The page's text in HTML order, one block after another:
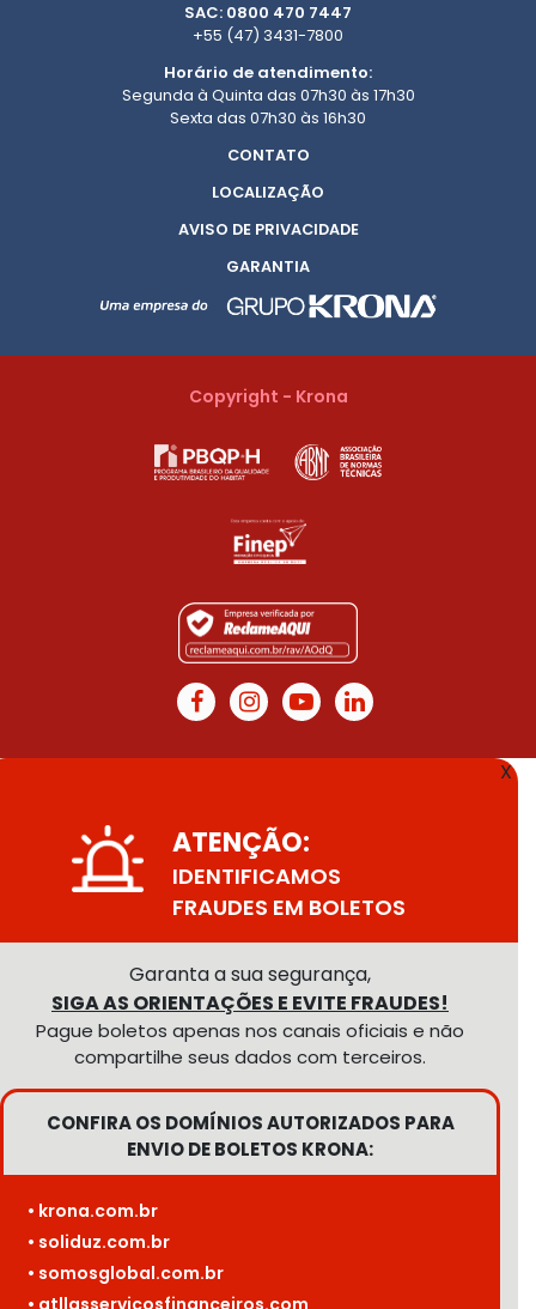
SAC: 0800 470 7447
+55 (47) 3431-7800
Horário de atendimento:
Segunda à Quinta das 07h30 às 17h30
Sexta das 07h30 às 16h30
CONTATO
LOCALIZAÇÃO
AVISO DE PRIVACIDADE
GARANTIA
Copyright - Krona
X
ATENÇÃO:
IDENTIFICAMOS
FRAUDES EM BOLETOS
Garanta a sua segurança,
SIGA AS ORIENTAÇÕES E EVITE FRAUDES!
Pague boletos apenas nos canais oficiais e não
compartilhe seus dados com terceiros.
CONFIRA OS DOMÍNIOS AUTORIZADOS PARA
ENVIO DE BOLETOS KRONA:
• krona.com.br
• soliduz.com.br
• somosglobal.com.br
• atllasservicosfinanceiros.com